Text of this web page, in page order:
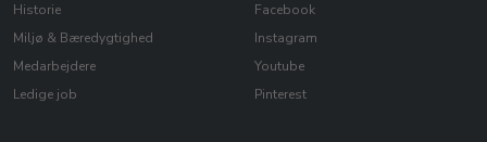
Historie
Miljø & Bæredygtighed
Medarbejdere
Ledige job
Facebook
Instagram
Youtube
Pinterest